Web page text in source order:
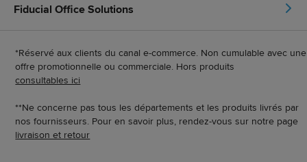
Fiducial Office Solutions
*Réservé aux clients du canal e-commerce. Non cumulable avec une
offre promotionnelle ou commerciale. Hors produits
consultables ici
**Ne concerne pas tous les départements et les produits livrés par
nos fournisseurs. Pour en savoir plus, rendez-vous sur notre page
livraison et retour